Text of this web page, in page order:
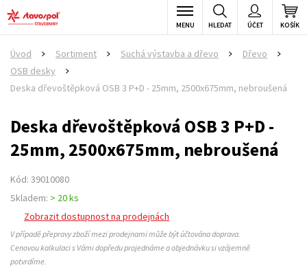
KOŠÍK
ÚČET
HLEDAT
MENU
Úvod Sortiment Suchá výstavba a dřevo Dřevo
OSB desky
Deska dřevoštěpková OSB 3 P+D - 25mm, 2500x675mm, nebroušená
Deska dřevoštěpková OSB 3 P+D -
25mm, 2500x675mm, nebroušená
Kód: 39010080
Skladem: > 20 ks
Zobrazit dostupnost na prodejnách
V případě přepravy zboží mezi prodejnami může být účtována doprava.
Cenovou kalkulaci s Vámi dopředu projednáme a objednávku si vzájemně
potvrdíme.